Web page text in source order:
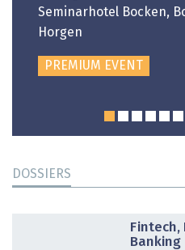
Seminarhotel Bocken,
Horgen
PREMIUM EVENT
DOSSIERS
Banking